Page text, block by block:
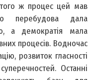
ж процес цей мав
перебудова дала
а демократія мала
процесів. Водночас
розвиток гласності
Останні